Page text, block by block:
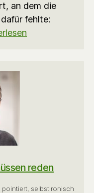
an dem die
fehlte:
reden
selbstironisch